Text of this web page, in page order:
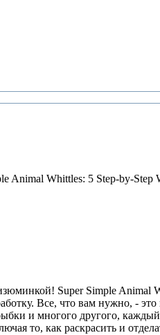
Animal Whittles: 5 Step-by-Step
Super Simple Animal
Все, что вам нужно, -
и многого другого,
то, как раскрасить и